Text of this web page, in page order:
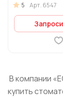
5 Арт. 6547
В компании
купить